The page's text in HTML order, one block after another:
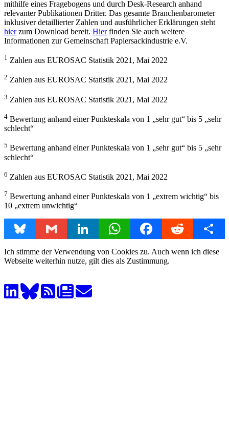
mithilfe eines Fragebogens und durch Desk-Research anhand
relevanter Publikationen Dritter. Das gesamte Branchenbarometer
inklusiver detaillierter Zahlen und ausführlicher Erklärungen steht
hierzum Download bereit. Hierfinden Sie auch weitere
Informationen zur Gemeinschaft Papiersackindustrie e.V.
1 Zahlen aus EUROSAC Statistik 2021, Mai 2022
2 Zahlen aus EUROSAC Statistik 2021, Mai 2022
3 Zahlen aus EUROSAC Statistik 2021, Mai 2022
4 Bewertung anhand einer Punkteskala von 1 „sehr gut“ bis 5 „sehr
schlecht“
5 Bewertung anhand einer Punkteskala von 1 „sehr gut“ bis 5 „sehr
schlecht“
6 Zahlen aus EUROSAC Statistik 2021, Mai 2022
7 Bewertung anhand einer Punkteskala von 1 „extrem wichtig“ bis
10 „extrem unwichtig“
Bluesky Gmail LinkedIn WhatsAppFacebookReddit Share
Ich stimme der Verwendung von Cookies zu. Auch wenn ich diese
Webseite weiterhin nutze, gilt dies als Zustimmung.